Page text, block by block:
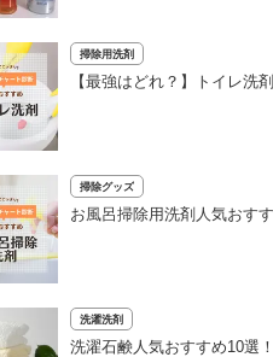
掃除用洗剤
【最強はどれ？】トイレ洗
掃除グッズ
お風呂掃除用洗剤人気おす
洗濯洗剤
洗濯石鹸人気おすすめ10選